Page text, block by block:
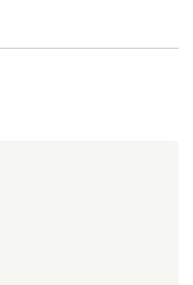
vers la page